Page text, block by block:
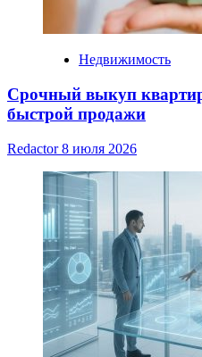
Недвижимость
Срочный выкуп
быстрой продажи
Redactor8 июля 2026